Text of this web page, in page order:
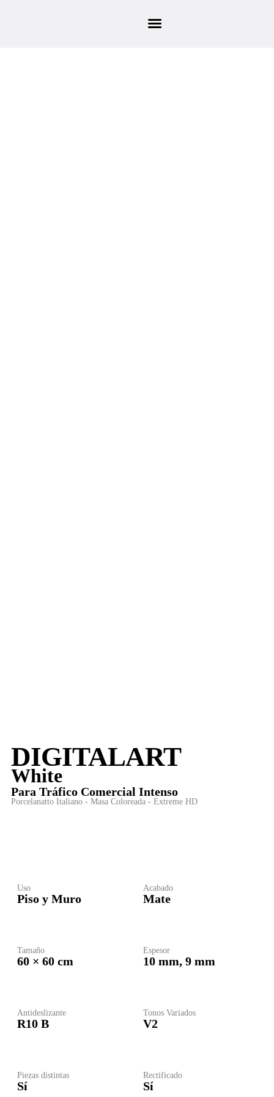
DIGITALART
White
Para Tráfico Comercial Intenso
Porcelanatto Italiano - Masa Coloreada - Extreme HD
Uso
Piso y Muro
Acabado
Mate
Tamaño
60 × 60 cm
Espesor
10 mm, 9 mm
Antideslizante
R10 B
Tonos Variados
V2
Piezas distintas
Sí
Rectificado
Sí